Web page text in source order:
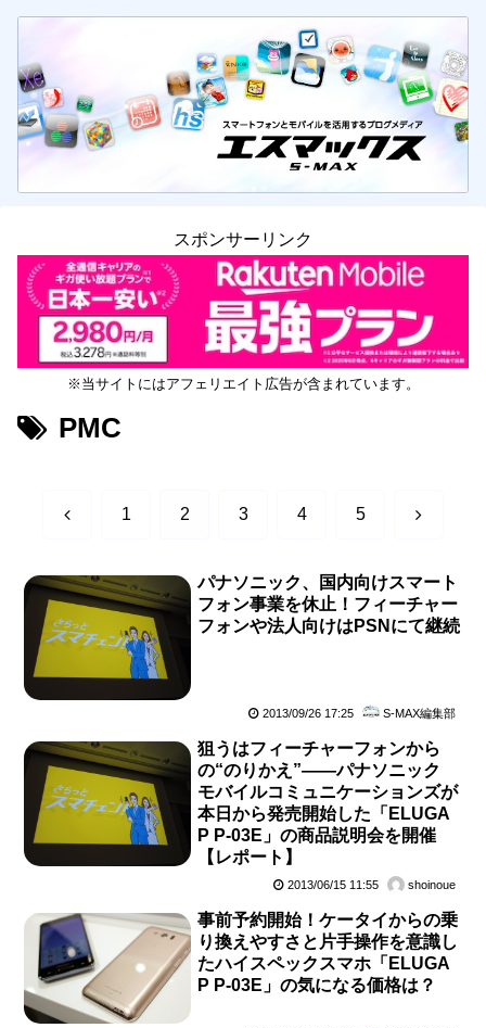
スポンサーリンク
※当サイトにはアフェリエイト広告が含まれています。
PMC
前 1 2 3 4 5 次
パナソニック、国内向けスマート
フォン事業を休止！フィーチャー
フォンや法人向けはPSNにて継続
2013/09/26 17:25 S-MAX編集部
狙うはフィーチャーフォンから
の“のりかえ”――パナソニック
モバイルコミュニケーションズが
本日から発売開始した「ELUGA
P P-03E」の商品説明会を開催
【レポート】
2013/06/15 11:55 shoinoue
事前予約開始！ケータイからの乗
り換えやすさと片手操作を意識し
たハイスペックスマホ「ELUGA
P P-03E」の気になる価格は？